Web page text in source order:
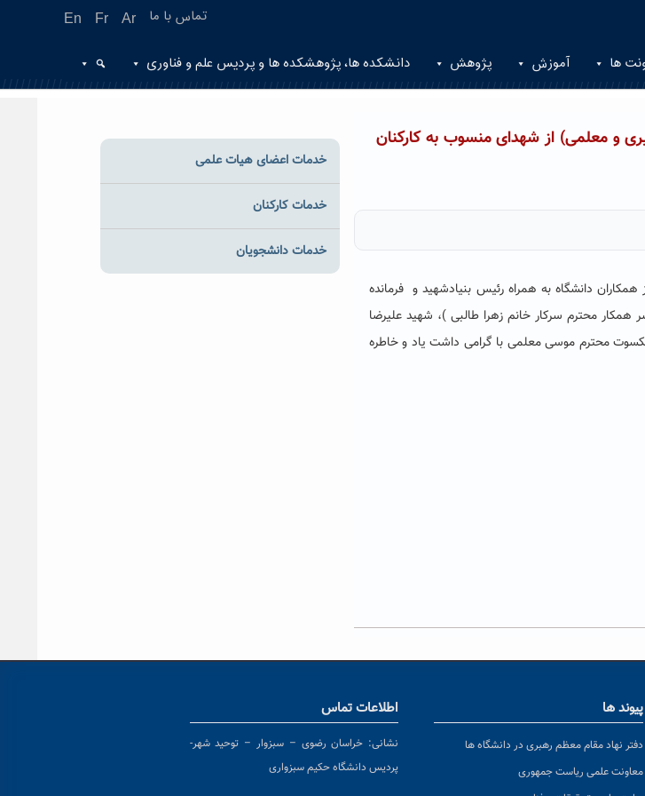
En Fr Ar تماس با ما
ها آموزش پژوهش دانشکده ها، پژوهشکده ها و پردیس علم و فناوری
و معلمی) از شهدای منسوب به کارکنان
دانشگاه به همراه رئیس بنیادشهید و فرمانده
محترم سرکار خانم زهرا طالبی )، شهید علیرضا
محترم موسی معلمی با گرامی داشت یاد و خاطره
خدمات اعضای هیات علمی
خدمات کارکنان
خدمات دانشجویان
پیوند ها
دفتر نهاد مقام معظم رهبری در دانشگاه ها
معاونت علمی ریاست جمهوری
اطلاعات تماس
نشانی: خراسان رضوی – سبزوار – توحید شهر-
پردیس دانشگاه حکیم سبزواری